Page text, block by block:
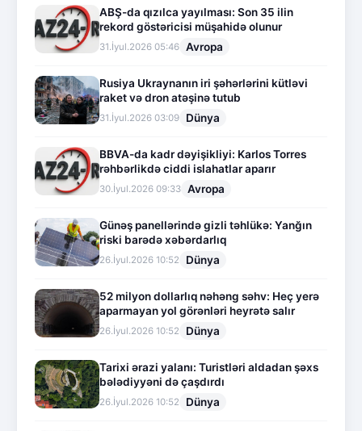
ABŞ-da qızılca yayılması: Son 35 ilin
rekord göstəricisi müşahidə olunur
31.İyul.2026 05:46 Avropa
Rusiya Ukraynanın iri şəhərlərini kütləvi
raket və dron atəşinə tutub
31.İyul.2026 03:09 Dünya
BBVA-da kadr dəyişikliyi: Karlos Torres
rəhbərlikdə ciddi islahatlar aparır
30.İyul.2026 09:33 Avropa
Günəş panellərində gizli təhlükə: Yanğın
riski barədə xəbərdarlıq
26.İyul.2026 10:52 Dünya
52 milyon dollarlıq nəhəng səhv: Heç yerə
aparmayan yol görənləri heyrətə salır
26.İyul.2026 10:52 Dünya
Tarixi ərazi yalanı: Turistləri aldadan şəxs
bələdiyyəni də çaşdırdı
26.İyul.2026 10:52 Dünya